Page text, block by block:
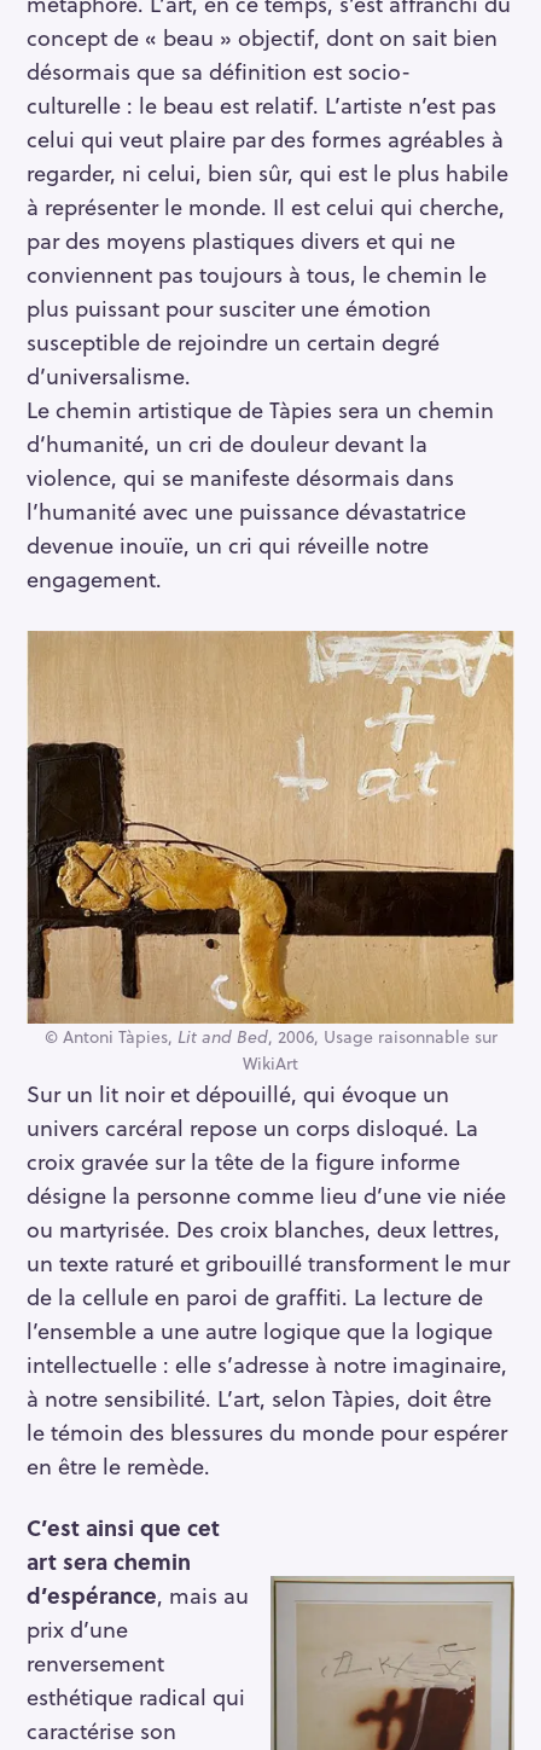
concept de « beau » objectif, dont on sait bien
désormais que sa définition est socio-
culturelle : le beau est relatif. L’artiste n’est pas
celui qui veut plaire par des formes agréables à
regarder, ni celui, bien sûr, qui est le plus habile
à représenter le monde. Il est celui qui cherche,
par des moyens plastiques divers et qui ne
conviennent pas toujours à tous, le chemin le
plus puissant pour susciter une émotion
susceptible de rejoindre un certain degré
d’universalisme.
Le chemin artistique de Tàpies sera un chemin
d’humanité, un cri de douleur devant la
violence, qui se manifeste désormais dans
l’humanité avec une puissance dévastatrice
devenue inouïe, un cri qui réveille notre
engagement.
© Antoni Tàpies, Lit and Bed, 2006, Usage raisonnable sur
WikiArt
Sur un lit noir et dépouillé, qui évoque un
univers carcéral repose un corps disloqué. La
croix gravée sur la tête de la figure informe
désigne la personne comme lieu d’une vie niée
ou martyrisée. Des croix blanches, deux lettres,
un texte raturé et gribouillé transforment le mur
de la cellule en paroi de graffiti. La lecture de
l’ensemble a une autre logique que la logique
intellectuelle : elle s’adresse à notre imaginaire,
à notre sensibilité. L’art, selon Tàpies, doit être
le témoin des blessures du monde pour espérer
en être le remède.
C’est ainsi que cet
art sera chemin
d’espérance, mais au
prix d’une
renversement
esthétique radical qui
caractérise son
R
h
e
r
c
h
e
r